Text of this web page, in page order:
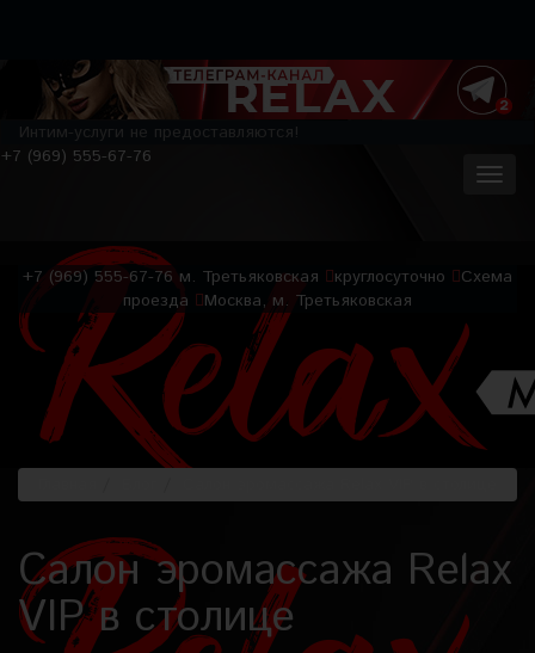
Интим-услуги не предоставляются!
+7 (969) 555-67-76
+7 (969) 555-67-76 м. Третьяковская круглосуточно
Схема
проезда
Москва, м. Третьяковская
Салон эромассажа Relax
VIP в столице